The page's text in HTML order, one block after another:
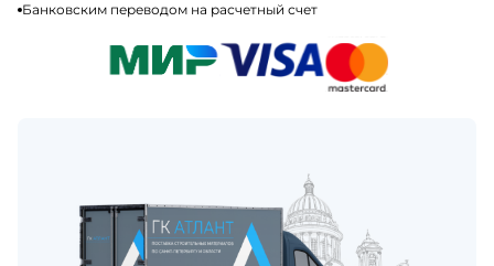
Банковским переводом на расчетный счет